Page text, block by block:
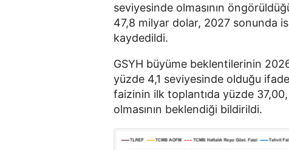
seviyesinde olmasının
47,8 milyar dolar, 2027 sonunda
kaydedildi.
GSYH büyüme beklentilerinin
yüzde 4,1 seviyesinde olduğu
faizinin ilk toplantıda yüzde
olmasının beklendiği bildirildi.